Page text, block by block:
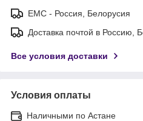
ЕМС - Россия, Белорусия
Доставка почтой в Россию,
Все условия доставки
Условия оплаты
Наличными по Астане